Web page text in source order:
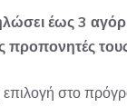
έως 3
προπονητές
επιλογή στο